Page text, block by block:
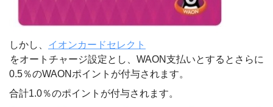
しかし、 イオンカードセレクト
をオートチャージ設定とし、WAON支払いとするとさらに
0.5％のWAONポイントが付与されます。
合計1.0％のポイントが付与されます。